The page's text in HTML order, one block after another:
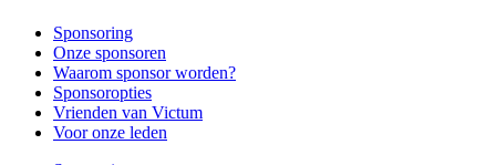
Sponsoring
Onze sponsoren
Waarom sponsor worden?
Sponsoropties
Vrienden van Victum
Voor onze leden